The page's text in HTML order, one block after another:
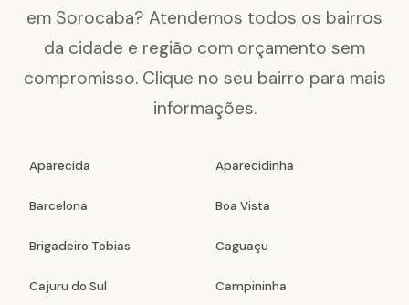
em Sorocaba? Atendemos todos os bairros
da cidade e região com orçamento sem
compromisso. Clique no seu bairro para mais
informações.
Aparecida Aparecidinha
Barcelona Boa Vista
Brigadeiro Tobias Caguaçu
Cajuru do Sul Campininha